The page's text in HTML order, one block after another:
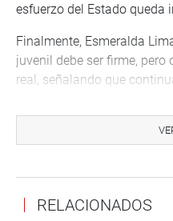
esfuerzo del Estado queda
Finalmente, Esmeralda
juvenil debe ser firme,
real, señalando que
sistema. “No se trata solo
oportunidades reales de
RELACIONADOS